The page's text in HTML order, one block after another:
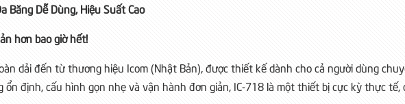
Băng Dễ Dùng, Hiệu Suất Cao
hơn bao giờ hết!
dải đến từ thương hiệu Icom (Nhật Bản), được thiết kế dành cho cả người dùng
ổn định, cấu hình gọn nhẹ và vận hành đơn giản, IC-718 là một thiết bị cực kỳ thực